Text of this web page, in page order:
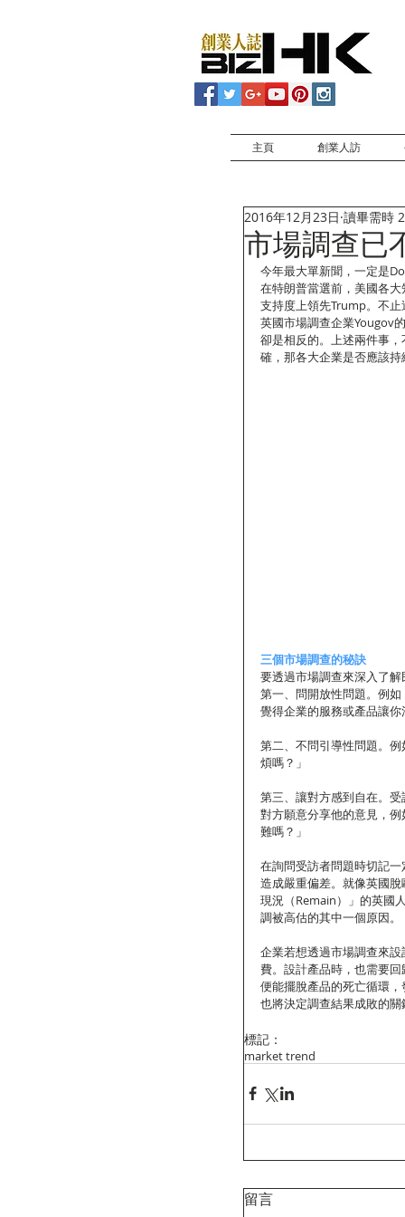
主頁 創業人訪
市場調查已
2016年12月23日 讀畢需時
今年最大單新聞，一定是
在特朗普當選前，美國各
支持度上領先Trump。不
英國市場調查企業Yougov
卻是相反的。上述兩件事
確，那各大企業是否應該
三個市場調查的秘訣
要透過市場調查來深入了解
第一、問開放性問題。例
覺得企業的服務或產品讓你
第二、不問引導性問題。
煩嗎？」
第三、讓對方感到自在。
對方願意分享他的意見，
難嗎？」
在詢問受訪者問題時切記
造成嚴重偏差。就像英國
現況（Remain）」的英國
調被高估的其中一個原因。
企業若想透過市場調查來
費。設計產品時，也需要
便能擺脫產品的死亡循環
也將決定調查結果成敗的關
標記：
market trend
留言